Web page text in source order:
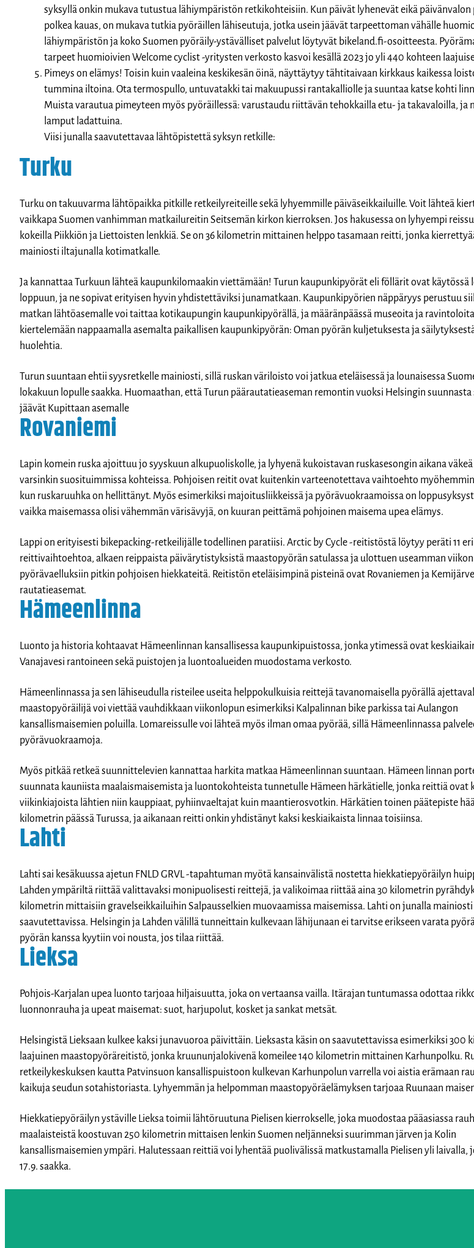
syksyllä onkin mukava tutustua lähiympäristön retkikohteisiin. Kun päivät lyhenevät eikä päivänvalon
polkea kauas, on mukava tutkia pyöräillen lähiseutuja, jotka usein jäävät tarpeettoman vähälle
lähiympäristön ja koko Suomen pyöräily-ystävälliset palvelut löytyvät bikeland.fi-osoitteesta.
tarpeet huomioivien Welcome cyclist -yritysten verkosto kasvoi kesällä 2023 jo yli 440 kohteen
Pimeys on elämys! Toisin kuin vaaleina keskikesän öinä, näyttäytyy tähtitaivaan kirkkaus kaikessa
tummina iltoina. Ota termospullo, untuvatakki tai makuupussi rantakalliolle ja suuntaa katse kohti
Muista varautua pimeyteen myös pyöräillessä: varustaudu riittävän tehokkailla etu- ja takavaloilla, ja
lamput ladattuina.
Viisi junalla saavutettavaa lähtöpistettä syksyn retkille:
Turku
Turku on takuuvarma lähtöpaikka pitkille retkeilyreiteille sekä lyhyemmille päiväseikkailuille. Voit lähteä
vaikkapa Suomen vanhimman matkailureitin Seitsemän kirkon kierroksen. Jos hakusessa on lyhyempi
kokeilla Piikkiön ja Liettoisten lenkkiä. Se on 36 kilometrin mittainen helppo tasamaan reitti, jonka
mainiosti iltajunalla kotimatkalle.
Ja kannattaa Turkuun lähteä kaupunkilomaakin viettämään! Turun kaupunkipyörät eli föllärit ovat käytössä
loppuun, ja ne sopivat erityisen hyvin yhdistettäviksi junamatkaan. Kaupunkipyörien näppäryys perustuu
matkan lähtöasemalle voi taittaa kotikaupungin kaupunkipyörällä, ja määränpäässä museoita ja
kiertelemään nappaamalla asemalta paikallisen kaupunkipyörän: Oman pyörän kuljetuksesta ja
huolehtia.
Turun suuntaan ehtii syysretkelle mainiosti, sillä ruskan väriloisto voi jatkua eteläisessä ja lounaisessa
lokakuun lopulle saakka. Huomaathan, että Turun päärautatieaseman remontin vuoksi Helsingin
jäävät Kupittaan asemalle
Rovaniemi
Lapin komein ruska ajoittuu jo syyskuun alkupuoliskolle, ja lyhyenä kukoistavan ruskasesongin aikana
varsinkin suosituimmissa kohteissa. Pohjoisen reitit ovat kuitenkin varteenotettava vaihtoehto
kun ruskaruuhka on hellittänyt. Myös esimerkiksi majoitusliikkeissä ja pyörävuokraamoissa on
vaikka maisemassa olisi vähemmän värisävyjä, on kuuran peittämä pohjoinen maisema upea elämys.
Lappi on erityisesti bikepacking-retkeilijälle todellinen paratiisi. Arctic by Cycle -reitistöstä löytyy peräti 11
reittivaihtoehtoa, alkaen reippaista päivärytistyksistä maastopyörän satulassa ja ulottuen useamman viikon
pyörävaelluksiin pitkin pohjoisen hiekkateitä. Reitistön eteläisimpinä pisteinä ovat Rovaniemen ja
rautatieasemat.
Hämeenlinna
Luonto ja historia kohtaavat Hämeenlinnan kansallisessa kaupunkipuistossa, jonka ytimessä ovat
Vanajavesi rantoineen sekä puistojen ja luontoalueiden muodostama verkosto.
Hämeenlinnassa ja sen lähiseudulla risteilee useita helppokulkuisia reittejä tavanomaisella pyörällä
maastopyöräilijä voi viettää vauhdikkaan viikonlopun esimerkiksi Kalpalinnan bike parkissa tai Aulangon
kansallismaisemien poluilla. Lomareissulle voi lähteä myös ilman omaa pyörää, sillä Hämeenlinnassa
pyörävuokraamoja.
Myös pitkää retkeä suunnittelevien kannattaa harkita matkaa Hämeenlinnan suuntaan. Hämeen linnan
suunnata kauniista maalaismaisemista ja luontokohteista tunnetulle Hämeen härkätielle, jonka reittiä ovat
viikinkiajoista lähtien niin kauppiaat, pyhiinvaeltajat kuin maantierosvotkin. Härkätien toinen päätepiste
kilometrin päässä Turussa, ja aikanaan reitti onkin yhdistänyt kaksi keskiaikaista linnaa toisiinsa.
Lahti
Lahti sai kesäkuussa ajetun FNLD GRVL -tapahtuman myötä kansainvälistä nostetta hiekkatiepyöräilyn
Lahden ympäriltä riittää valittavaksi monipuolisesti reittejä, ja valikoimaa riittää aina 30 kilometrin
kilometrin mittaisiin gravelseikkailuihin Salpausselkien muovaamissa maisemissa. Lahti on junalla mainiosti
saavutettavissa. Helsingin ja Lahden välillä tunneittain kulkevaan lähijunaan ei tarvitse erikseen varata
pyörän kanssa kyytiin voi nousta, jos tilaa riittää.
Lieksa
Pohjois-Karjalan upea luonto tarjoaa hiljaisuutta, joka on vertaansa vailla. Itärajan tuntumassa odottaa
luonnonrauha ja upeat maisemat: suot, harjupolut, kosket ja sankat metsät.
Helsingistä Lieksaan kulkee kaksi junavuoroa päivittäin. Lieksasta käsin on saavutettavissa esimerkiksi 300
laajuinen maastopyöräreitistö, jonka kruununjalokivenä komeilee 140 kilometrin mittainen Karhunpolku.
retkeilykeskuksen kautta Patvinsuon kansallispuistoon kulkevan Karhunpolun varrella voi aistia erämaan
kaikuja seudun sotahistoriasta. Lyhyemmän ja helpomman maastopyöräelämyksen tarjoaa Ruunaan
Hiekkatiepyöräilyn ystäville Lieksa toimii lähtöruutuna Pielisen kierrokselle, joka muodostaa pääasiassa
maalaisteistä koostuvan 250 kilometrin mittaisen lenkin Suomen neljänneksi suurimman järven ja Kolin
kansallismaisemien ympäri. Halutessaan reittiä voi lyhentää puolivälissä matkustamalla Pielisen yli laivalla,
17.9. saakka.